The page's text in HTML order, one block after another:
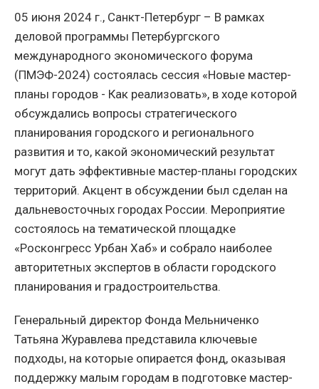
05 июня 2024 г., Санкт-Петербург – В рамках
деловой программы Петербургского
международного экономического форума
(ПМЭФ-2024) состоялась сессия «Новые мастер-
планы городов - Как реализовать», в ходе которой
обсуждались вопросы стратегического
планирования городского и регионального
развития и то, какой экономический результат
могут дать эффективные мастер-планы городских
территорий. Акцент в обсуждении был сделан на
дальневосточных городах России. Мероприятие
состоялось на тематической площадке
«Росконгресс Урбан Хаб» и собрало наиболее
авторитетных экспертов в области городского
планирования и градостроительства.
Генеральный директор Фонда Мельниченко
Татьяна Журавлева представила ключевые
подходы, на которые опирается фонд, оказывая
поддержку малым городам в подготовке мастер-